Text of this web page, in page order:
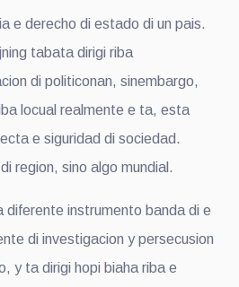
e derecho di estado di un pais.
tabata dirigi riba
di politiconan, sinembargo,
locual realmente e ta, esta
e siguridad di sociedad.
region, sino algo mundial.
diferente instrumento banda di e
di investigacion y persecusion
y ta dirigi hopi biaha riba e